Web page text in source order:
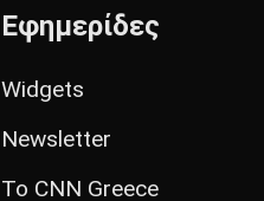
Εφημερίδες
Widgets
Newsletter
Το CNN Greece